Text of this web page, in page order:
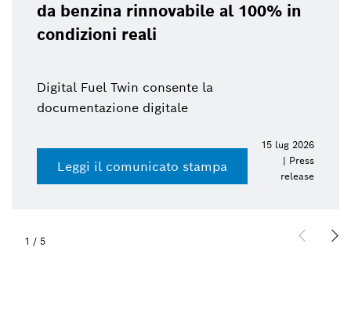
da benzina rinnovabile al 100% in
condizioni reali
Digital Fuel Twin consente la
documentazione digitale
Leggi il comunicato stampa
15 lug 2026
| Press
release
1 / 5